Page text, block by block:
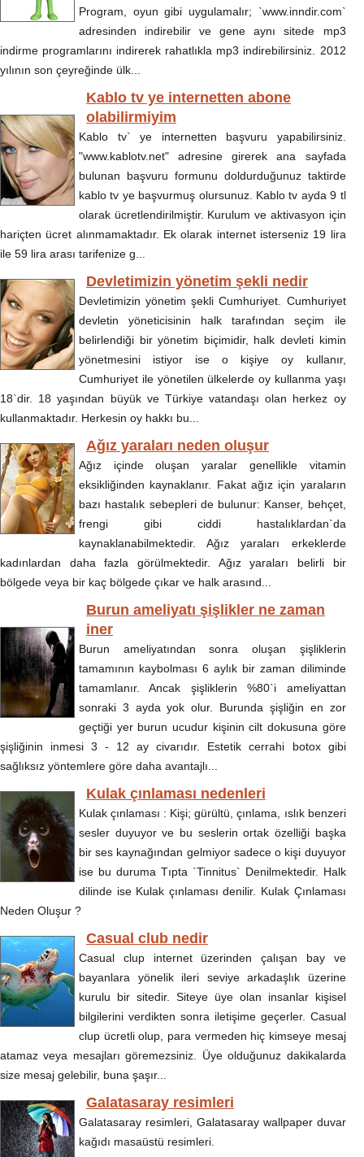
Program, oyun gibi uygulamalır; `www.inndir.com`
adresinden indirebilir ve gene aynı sitede mp3
indirme programlarını indirerek rahatlıkla mp3 indirebilirsiniz. 2012
yılının son çeyreğinde ülk...
Kablo tv ye internetten abone
olabilirmiyim
Kablo tv` ye internetten başvuru yapabilirsiniz.
"www.kablotv.net" adresine girerek ana sayfada
bulunan başvuru formunu doldurduğunuz taktirde
kablo tv ye başvurmuş olursunuz. Kablo tv ayda 9 tl
olarak ücretlendirilmiştir. Kurulum ve aktivasyon için
hariçten ücret alınmamaktadır. Ek olarak internet isterseniz 19 lira
ile 59 lira arası tarifenize g...
Devletimizin yönetim şekli nedir
Devletimizin yönetim şekli Cumhuriyet. Cumhuriyet
devletin yöneticisinin halk tarafından seçim ile
belirlendiği bir yönetim biçimidir, halk devleti kimin
yönetmesini istiyor ise o kişiye oy kullanır,
Cumhuriyet ile yönetilen ülkelerde oy kullanma yaşı
18`dir. 18 yaşından büyük ve Türkiye vatandaşı olan herkez oy
kullanmaktadır. Herkesin oy hakkı bu...
Ağız yaraları neden oluşur
Ağız içinde oluşan yaralar genellikle vitamin
eksikliğinden kaynaklanır. Fakat ağız için yaraların
bazı hastalık sebepleri de bulunur: Kanser, behçet,
frengi gibi ciddi hastalıklardan`da
kaynaklanabilmektedir. Ağız yaraları erkeklerde
kadınlardan daha fazla görülmektedir. Ağız yaraları belirli bir
bölgede veya bir kaç bölgede çıkar ve halk arasınd...
Burun ameliyatı şişlikler ne zaman
iner
Burun ameliyatından sonra oluşan şişliklerin
tamamının kaybolması 6 aylık bir zaman diliminde
tamamlanır. Ancak şişliklerin %80`i ameliyattan
sonraki 3 ayda yok olur. Burunda şişliğin en zor
geçtiği yer burun ucudur kişinin cilt dokusuna göre
şişliğinin inmesi 3 - 12 ay civarıdır. Estetik cerrahi botox gibi
sağlıksız yöntemlere göre daha avantajlı...
Kulak çınlaması nedenleri
Kulak çınlaması : Kişi; gürültü, çınlama, ıslık benzeri
sesler duyuyor ve bu seslerin ortak özelliği başka
bir ses kaynağından gelmiyor sadece o kişi duyuyor
ise bu duruma Tıpta `Tinnitus` Denilmektedir. Halk
dilinde ise Kulak çınlaması denilir. Kulak Çınlaması
Neden Oluşur ?
Casual club nedir
Casual clup internet üzerinden çalışan bay ve
bayanlara yönelik ileri seviye arkadaşlık üzerine
kurulu bir sitedir. Siteye üye olan insanlar kişisel
bilgilerini verdikten sonra iletişime geçerler. Casual
clup ücretli olup, para vermeden hiç kimseye mesaj
atamaz veya mesajları göremezsiniz. Üye olduğunuz dakikalarda
size mesaj gelebilir, buna şaşır...
Galatasaray resimleri
Galatasaray resimleri, Galatasaray wallpaper duvar
kağıdı masaüstü resimleri.